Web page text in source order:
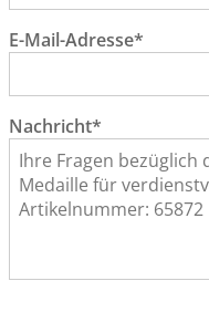
E-Mail-Adresse*
Nachricht*